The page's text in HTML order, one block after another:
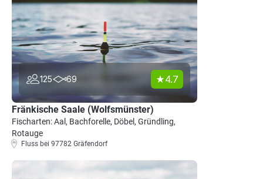
125 69 4.7
Fränkische Saale (Wolfsmünster)
Fischarten: Aal, Bachforelle, Döbel, Gründling,
Rotauge
Fluss bei 97782 Gräfendorf